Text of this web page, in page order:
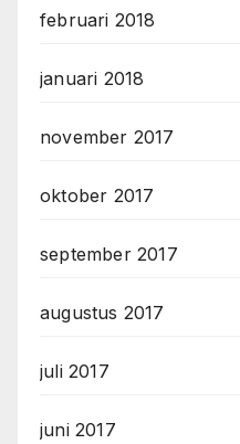
februari 2018
januari 2018
november 2017
oktober 2017
september 2017
augustus 2017
juli 2017
juni 2017